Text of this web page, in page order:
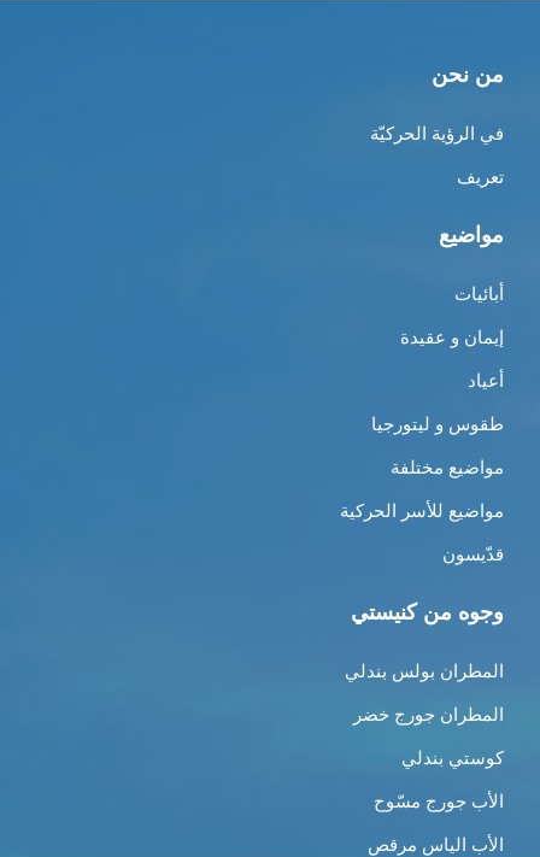
من نحن
في الرؤية الحركيّة
تعريف
مواضيع
أبائيات
إيمان و عقيدة
أعياد
طقوس و ليتورجيا
مواضيع مختلفة
مواضيع للأسر الحركية
قدّيسون
وجوه من كنيستي
المطران بولس بندلي
المطران جورج خضر
كوستي بندلي
الأب جورج مسّوح
الأب الياس مرقص